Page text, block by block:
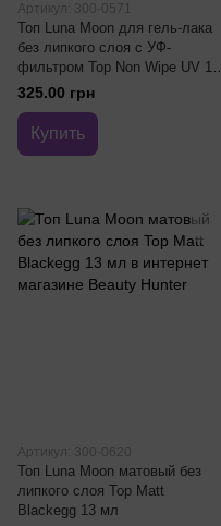
Артикул: 300-0571
Топ Luna Moon для гель-лака
без липкого слоя с УФ-
фильтром Top Non Wipe UV 13
мл
325.00 грн
Купить
Артикул: 300-0620
Топ Luna Moon матовый без
липкого слоя Top Matt
Blackegg 13 мл